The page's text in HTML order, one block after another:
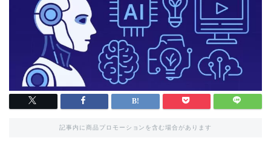
記事内に商品プロモーションを含む場合があります